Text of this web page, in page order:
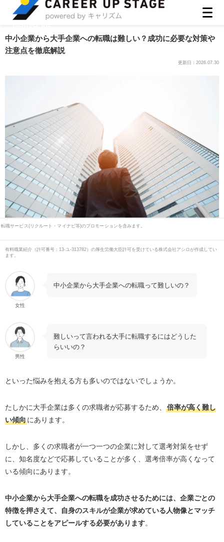
中小企業から大手企業への転職は難しい？成功に必要な対策や
注意点を徹底解説
更新日：2026.07.30
転職サービス(リクルート・マイナビ等)のプロモーションを含みます。
有料職業紹介（許可番号：13-ユ-313782）の厚生労働大臣許可を受けている株式会社アシロが作成してい
ます。
女性
中小企業から 大手企業への転職って難しいの？
男性
難しいって言われる大手に転職するにはどうした
らいいの？
といった悩みを抱える方も多いのではないでしょうか。
たしかに大手企業は多くの求職者が応募するため、
倍率が高く難し
い傾向にあります。
しかし、 多くの求職者が一つ一つの企業に対して選考対策をせず
に、知名度などで応募していることが多く、選考倍率が高くなって
いる傾向にあります。
中小企業から大手企業への転職を成功させるためには、企業ごとの
特徴を押さえて、自身のスキルが企業が求めている人物像とマッチ
していることをアピールする必要があります。